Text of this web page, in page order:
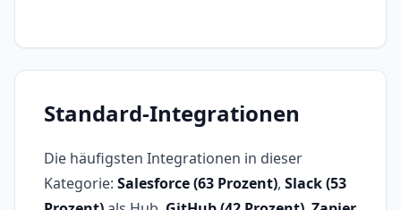
Standard-Integrationen
Die häufigsten Integrationen in dieser
Kategorie: Salesforce (63 Prozent), Slack (53